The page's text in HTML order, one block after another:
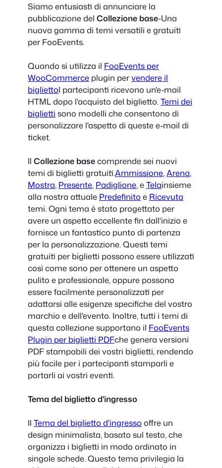
Siamo entusiasti di annunciare la
pubblicazione del Collezione base-Una
nuova gamma di temi versatili e gratuiti
per FooEvents.
Quando si utilizza il FooEvents per
WooCommerce plugin pervendere il
bigliettoI partecipanti ricevono un'e-mail
HTML dopo l'acquisto del biglietto.Temi dei
biglietti sono modelli che consentono di
personalizzare l'aspetto di queste e-mail di
ticket.
Il Collezione basecomprende sei nuovi
temi di biglietti gratuiti.Ammissione,Arena,
Mostra, Presente, Padiglione, eTelainsieme
alla nostra attuale Predefinito e Ricevuta
temi. Ogni tema è stato progettato per
avere un aspetto eccellente fin dall'inizio e
fornisce un fantastico punto di partenza
per la personalizzazione. Questi temi
gratuiti per biglietti possono essere utilizzati
così come sono per ottenere un aspetto
pulito e professionale, oppure possono
essere facilmente personalizzati per
adattarsi alle esigenze specifiche del vostro
marchio e dell'evento. Inoltre, tutti i temi di
questa collezione supportano il FooEvents
Plugin per biglietti PDFche genera versioni
PDF stampabili dei vostri biglietti, rendendo
più facile per i partecipanti stamparli e
portarli ai vostri eventi.
Tema del biglietto d'ingresso
Il Tema del biglietto d'ingresso offre un
design minimalista, basato sul testo, che
organizza i biglietti in modo ordinato in
singole schede. Questo tema privilegia la